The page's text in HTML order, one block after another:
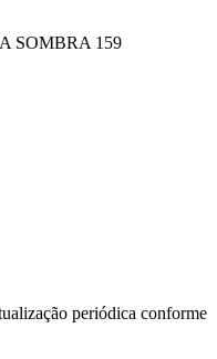
SOMBRA 159
periódica conforme